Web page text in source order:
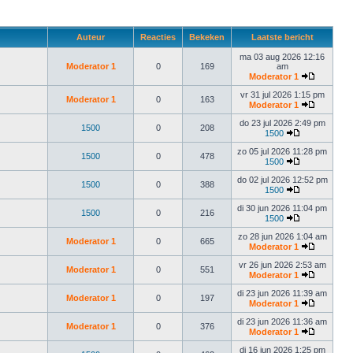
Auteur Reacties Bekeken Laatste bericht
Moderator 1 0 169
ma 03 aug 2026 12:16
am
Moderator 1
Moderator 1 0 163
vr 31 jul 2026 1:15 pm
Moderator 1
1500 0 208
do 23 jul 2026 2:49 pm
1500
1500 0 478
zo 05 jul 2026 11:28 pm
1500
1500 0 388
do 02 jul 2026 12:52 pm
1500
1500 0 216
di 30 jun 2026 11:04 pm
1500
Moderator 1 0 665
zo 28 jun 2026 1:04 am
Moderator 1
Moderator 1 0 551
vr 26 jun 2026 2:53 am
Moderator 1
Moderator 1 0 197
di 23 jun 2026 11:39 am
Moderator 1
Moderator 1 0 376
di 23 jun 2026 11:36 am
Moderator 1
di 16 jun 2026 1:25 pm